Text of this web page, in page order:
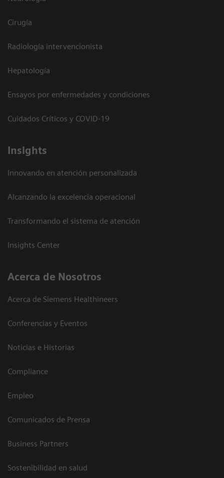
Cirugía
Radiología intervencionista
Hepatología
Ensayos por enfermedades y condiciones
Cuidados Críticos y COVID-19
Insights
Innovando en atención personalizada
Alcanzando la excelencia operacional
Transformando el sistema de atención
Insights Center
Acerca de Nosotros
Acerca de Siemens Healthineers
Conferencias y Eventos
Noticias e Historias
Compliance
Empleo
Comunicados de Prensa
Business Partners
Sostenibilidad en salud